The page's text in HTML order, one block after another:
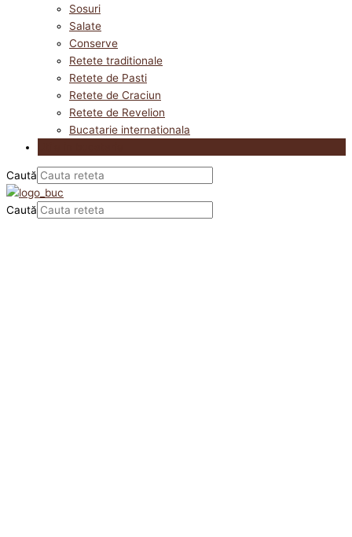
Sosuri
Salate
Conserve
Retete traditionale
Retete de Pasti
Retete de Craciun
Retete de Revelion
Bucatarie internationala
Caută
Caută